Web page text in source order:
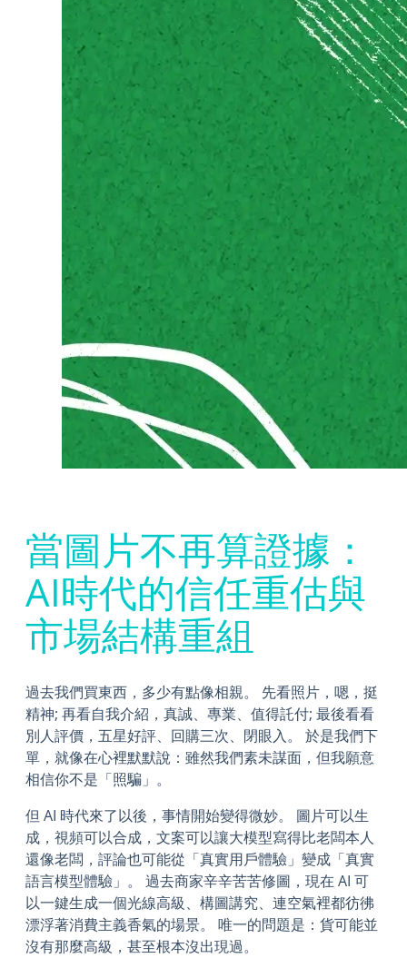
當圖片不再算證據：
AI時代的信任重估與
市場結構重組
過去我們買東西，多少有點像相親。 先看照片，嗯，挺
精神; 再看自我介紹，真誠、專業、值得託付; 最後看看
別人評價，五星好評、回購三次、閉眼入。 於是我們下
單，就像在心裡默默說：雖然我們素未謀面，但我願意
相信你不是「照騙」。
但 AI 時代來了以後，事情開始變得微妙。 圖片可以生
成，視頻可以合成，文案可以讓大模型寫得比老闆本人
還像老闆，評論也可能從「真實用戶體驗」變成「真實
語言模型體驗」。 過去商家辛辛苦苦修圖，現在 AI 可
以一鍵生成一個光線高級、構圖講究、連空氣裡都彷彿
漂浮著消費主義香氣的場景。 唯一的問題是：貨可能並
沒有那麼高級，甚至根本沒出現過。